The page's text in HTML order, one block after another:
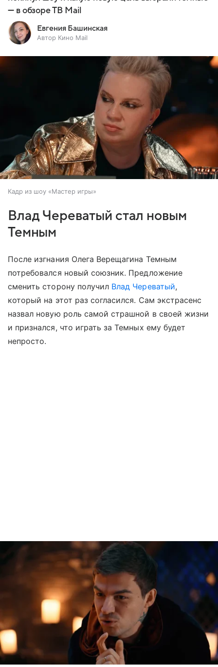
— в обзоре ТВ Mail
Евгения Башинская
Автор Кино Mail
Кадр из шоу «Мастер игры»
Влад Череватый стал новым
Темным
После изгнания Олега Верещагина Темным
потребовался новый союзник. Предложение
сменить сторону получил Влад Череватый,
который на этот раз согласился. Сам экстрасенс
назвал новую роль самой страшной в своей жизни
и признался, что играть за Темных ему будет
непросто.